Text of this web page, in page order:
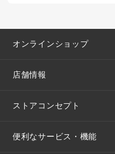
オンラインショップ
店舗情報
ストアコンセプト
便利なサービス・機能